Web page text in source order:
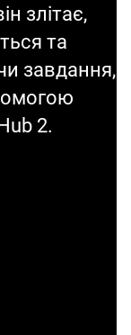
злітає,
та
завдання,
2.